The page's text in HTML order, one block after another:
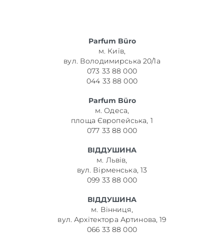
Parfum Büro
м. Київ,
вул. Володимирська 20/1а
073 33 88 000
044 33 88 000
Parfum Büro
м. Одеса,
площа Європейська, 1
077 33 88 000
ВІДДУШИНА
м. Львів,
вул. Вірменська, 13
099 33 88 000
ВІДДУШИНА
м. Вінниця,
вул. Архітектора Артинова, 19
066 33 88 000